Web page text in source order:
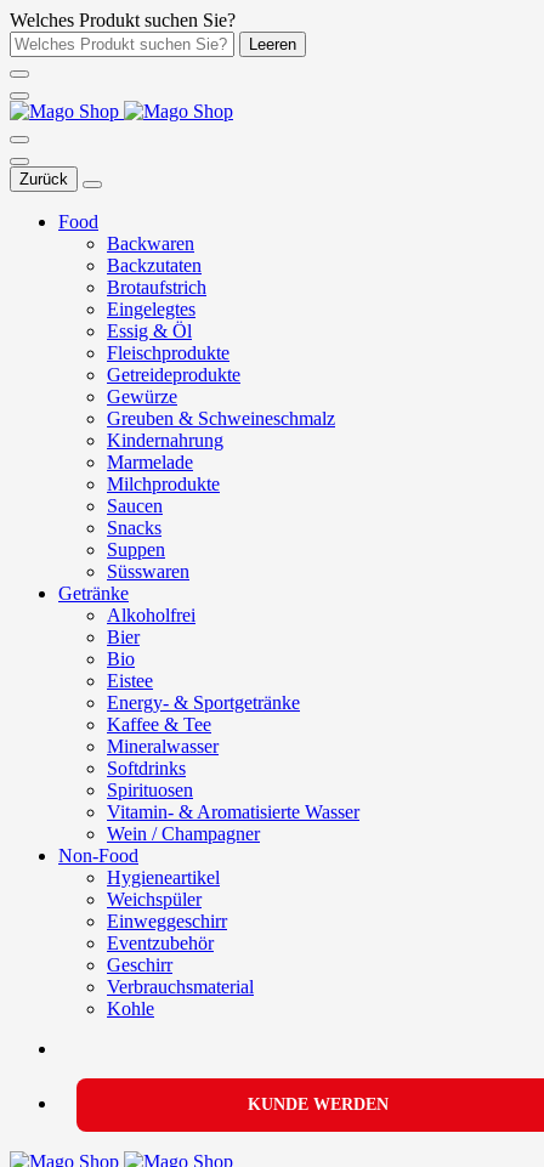
Welches Produkt suchen Sie?
Leeren
Zurück
Food
Backwaren
Backzutaten
Brotaufstrich
Eingelegtes
Essig & Öl
Fleischprodukte
Getreideprodukte
Gewürze
Greuben & Schweineschmalz
Kindernahrung
Marmelade
Milchprodukte
Saucen
Snacks
Suppen
Süsswaren
Getränke
Alkoholfrei
Bier
Bio
Eistee
Energy- & Sportgetränke
Kaffee & Tee
Mineralwasser
Softdrinks
Spirituosen
Vitamin- & Aromatisierte Wasser
Wein / Champagner
Non-Food
Hygieneartikel
Weichspüler
Einweggeschirr
Eventzubehör
Geschirr
Verbrauchsmaterial
Kohle
KUNDE WERDEN